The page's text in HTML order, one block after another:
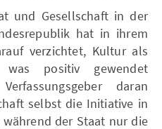
und Gesellschaft in der
hat in ihrem
verzichtet, Kultur als
was positiv gewendet
daran
selbst die Initiative in
der Staat nur die